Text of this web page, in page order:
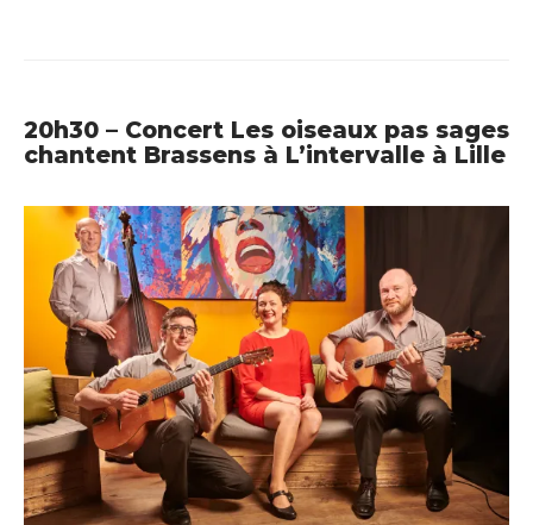
20h30 – Concert Les oiseaux pas sages
chantent Brassens à L’intervalle à Lille